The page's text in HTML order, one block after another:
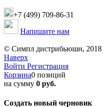
+7 (499) 709-86-31
Напишите нам
© Симпл дистрибьюшн, 2018
Наверх
Войти Регистрация
Корзина0 позиций
на сумму 0 руб.
Создать новый черновик